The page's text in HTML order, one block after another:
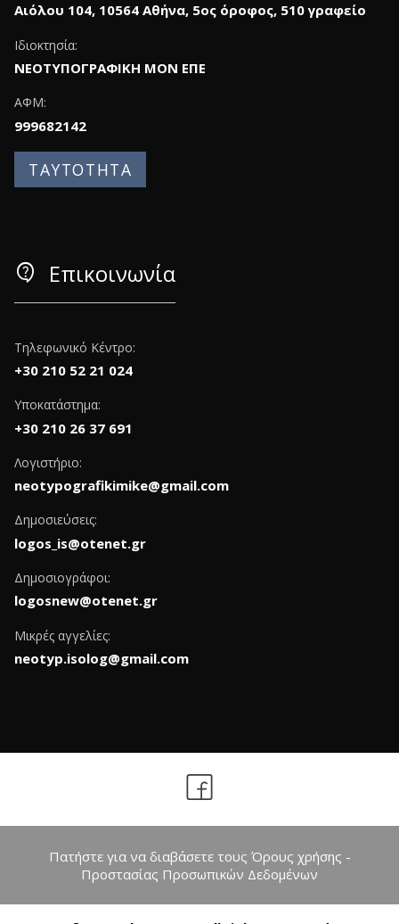
Αιόλου 104, 10564 Αθήνα, 5ος όροφος, 510 γραφείο
Ιδιοκτησία:
ΝΕΟΤΥΠΟΓΡΑΦΙΚΗ ΜΟΝ ΕΠΕ
ΑΦΜ:
999682142
ΤΑΥΤΟΤΗΤΑ
contact_support Επικοινωνία
Τηλεφωνικό Κέντρο:
+30 210 52 21 024
Υποκατάστημα:
+30 210 26 37 691
Λογιστήριο:
neotypografikimike@gmail.com
Δημοσιεύσεις:
logos_is@otenet.gr
Δημοσιογράφοι:
logosnew@otenet.gr
Μικρές αγγελίες:
neotyp.isolog@gmail.com
Πατήστε για να διαβάσετε τους Όρους χρήσης -
Προστασίας Προσωπικών Δεδομένων